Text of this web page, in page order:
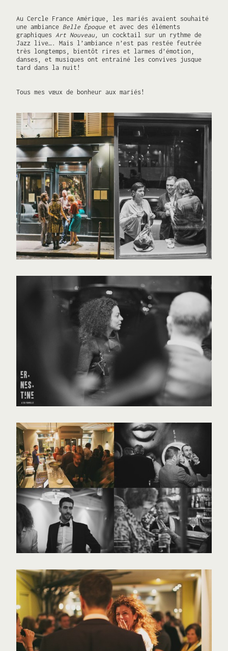
Au Cercle France Amérique, les mariés avaient souhaité
une ambiance Belle Époque et avec des éléments
graphiques Art Nouveau, un cocktail sur un rythme de
Jazz live…. Mais l’ambiance n’est pas restée feutrée
très longtemps, bientôt rires et larmes d’émotion,
danses, et musiques ont entrainé les convives jusque
tard dans la nuit!
Tous mes vœux de bonheur aux mariés!